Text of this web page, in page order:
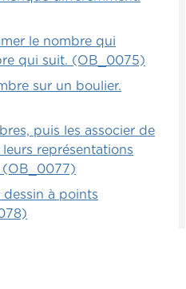
le nombre qui
qui suit. (OB_0075)
sur un boulier.
puis les associer de
représentations
(OB_0077)
dessin à points